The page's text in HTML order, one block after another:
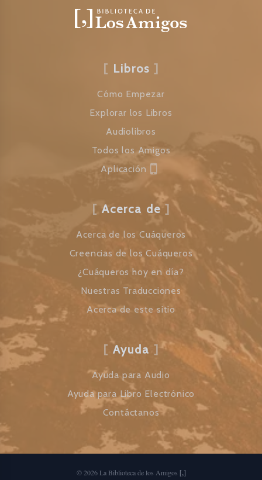
Libros
Cómo Empezar
Explorar los Libros
Audiolibros
Todos los Amigos
Aplicación
Acerca de
Acerca de los Cuáqueros
Creencias de los Cuáqueros
¿Cuáqueros hoy en día?
Nuestras Traducciones
Acerca de este sitio
Ayuda
Ayuda para Audio
Ayuda para Libro Electrónico
Contáctanos
©2026 La Biblioteca de los Amigos [,]